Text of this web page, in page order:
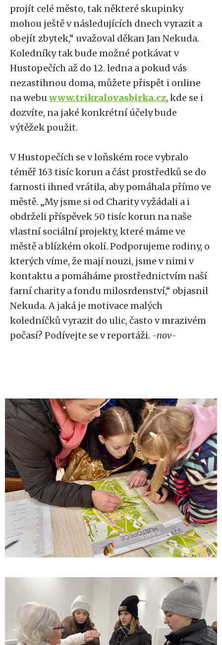
projít celé město, tak některé skupinky
mohou ještě v následujících dnech vyrazit a
obejít zbytek,“ uvažoval děkan Jan Nekuda.
Koledníky tak bude možné potkávat v
Hustopečích až do 12. ledna a pokud vás
nezastihnou doma, můžete přispět i online
na webuwww.trikralovasbirka.cz, kde se i
dozvíte, na jaké konkrétní účely bude
výtěžek použit.
V Hustopečích se v loňském roce vybralo
téměř 163 tisíc korun a část prostředků se do
farnosti ihned vrátila, aby pomáhala přímo ve
městě. „My jsme si od Charity vyžádali a i
obdrželi příspěvek 50 tisíc korun na naše
vlastní sociální projekty, které máme ve
městě a blízkém okolí. Podporujeme rodiny, o
kterých víme, že mají nouzi, jsme v nimi v
kontaktu a pomáháme prostřednictvím naší
farní charity a fondu milosrdenství,“ objasnil
Nekuda. A jaká je motivace malých
koledníčků vyrazit do ulic, často v mrazivém
počasí? Podívejte se v reportáži. -nov-